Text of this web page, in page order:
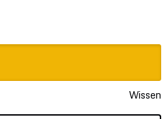
Wissen